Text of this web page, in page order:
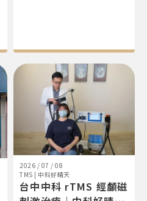
2026 / 07 / 08
TMS | 中科好晴天
台中中科 rTMS 經顱磁